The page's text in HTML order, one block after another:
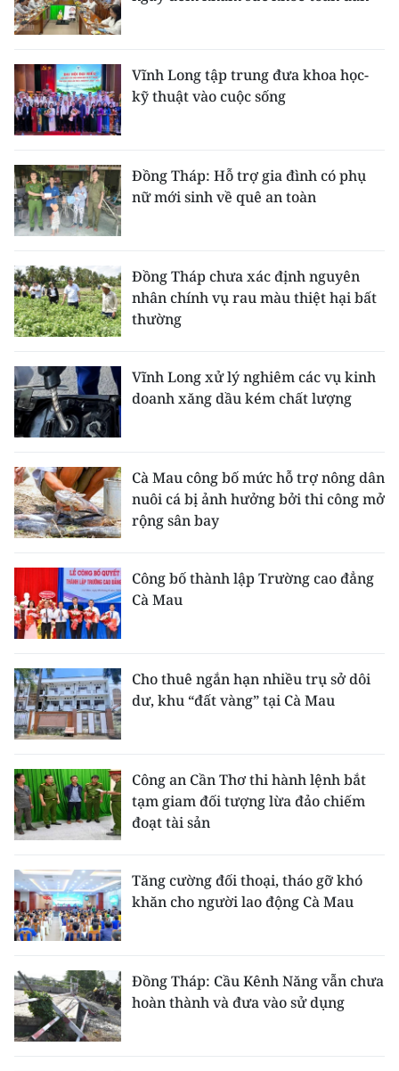
Vĩnh Long tập trung đưa khoa học-
kỹ thuật vào cuộc sống
Đồng Tháp: Hỗ trợ gia đình có phụ
nữ mới sinh về quê an toàn
Đồng Tháp chưa xác định nguyên
nhân chính vụ rau màu thiệt hại bất
thường
Vĩnh Long xử lý nghiêm các vụ kinh
doanh xăng dầu kém chất lượng
Cà Mau công bố mức hỗ trợ nông dân
nuôi cá bị ảnh hưởng bởi thi công mở
rộng sân bay
Công bố thành lập Trường cao đẳng
Cà Mau
Cho thuê ngắn hạn nhiều trụ sở dôi
dư, khu “đất vàng” tại Cà Mau
Công an Cần Thơ thi hành lệnh bắt
tạm giam đối tượng lừa đảo chiếm
đoạt tài sản
Tăng cường đối thoại, tháo gỡ khó
khăn cho người lao động Cà Mau
Đồng Tháp: Cầu Kênh Năng vẫn chưa
hoàn thành và đưa vào sử dụng